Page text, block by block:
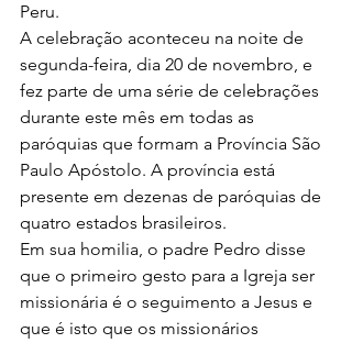
Peru.
A celebração aconteceu na noite de
segunda-feira, dia 20 de novembro, e
fez parte de uma série de celebrações
durante este mês em todas as
paróquias que formam a Província São
Paulo Apóstolo. A província está
presente em dezenas de paróquias de
quatro estados brasileiros.
Em sua homilia, o padre Pedro disse
que o primeiro gesto para a Igreja ser
missionária é o seguimento a Jesus e
que é isto que os missionários